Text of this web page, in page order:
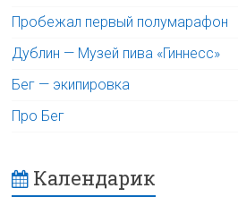
Пробежал первый полумарафон
Дублин — Музей пива «Гиннесс»
Бег — экипировка
Про Бег
Календарик